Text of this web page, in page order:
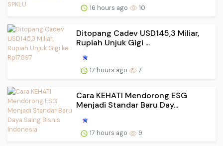
16 hours ago 10
Ditopang Cadev USD145,3 Miliar,
Rupiah Unjuk Gigi ...
17 hours ago 7
Cara KEHATI Mendorong ESG
Menjadi Standar Baru Day...
17 hours ago 9